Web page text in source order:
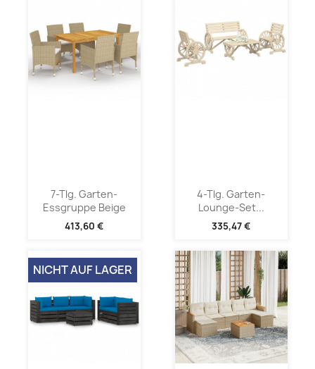
7-Tlg. Garten-
Essgruppe Beige
413,60 €
4-Tlg. Garten-
Lounge-Set...
335,47 €
NICHT AUF LAGER